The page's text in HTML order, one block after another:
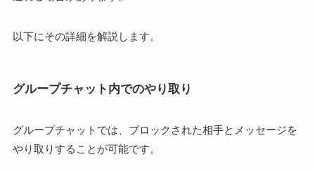
以下にその詳細を解説します。
グループチャット内でのやり取り
グループチャットでは、ブロックされた相手とメッセージを
やり取りすることが可能です。